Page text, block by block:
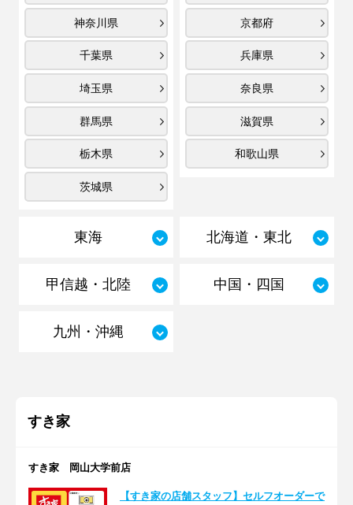
神奈川県
千葉県
埼玉県
群馬県
栃木県
茨城県
京都府
兵庫県
奈良県
滋賀県
和歌山県
東海 北海道・東北
甲信越・北陸 中国・四国
九州・沖縄
すき家
すき家 岡山大学前店
【すき家の店舗スタッフ】セルフオーダーで